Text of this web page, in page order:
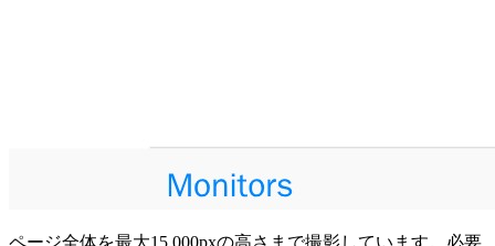
ページ全体を最大15,000pxの高さまで撮影しています。必要